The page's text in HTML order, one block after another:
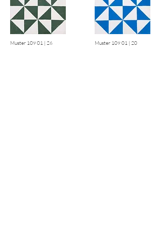
Muster 109 01 | 26 Muster 109 01 | 20